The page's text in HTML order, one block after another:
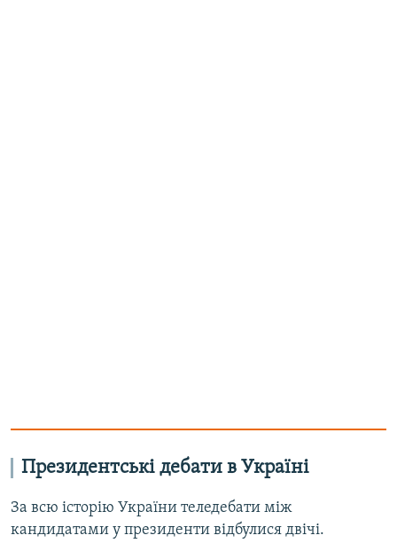
Президентські дебати в Україні
За всю історію України теледебати між
кандидатами у президенти відбулися двічі.